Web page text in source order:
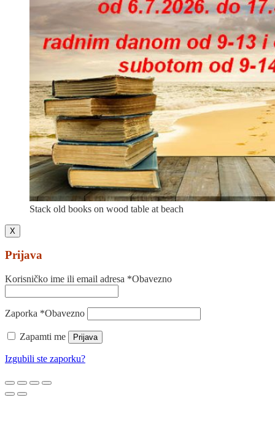
Stack old books on wood table at beach
X
Prijava
Korisničko ime ili email adresa *Obavezno
Zaporka *Obavezno
Zapamti me Prijava
Izgubili ste zaporku?